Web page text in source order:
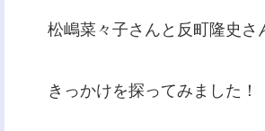
松嶋菜々子さんと反町隆史さ
きっかけを探ってみました！